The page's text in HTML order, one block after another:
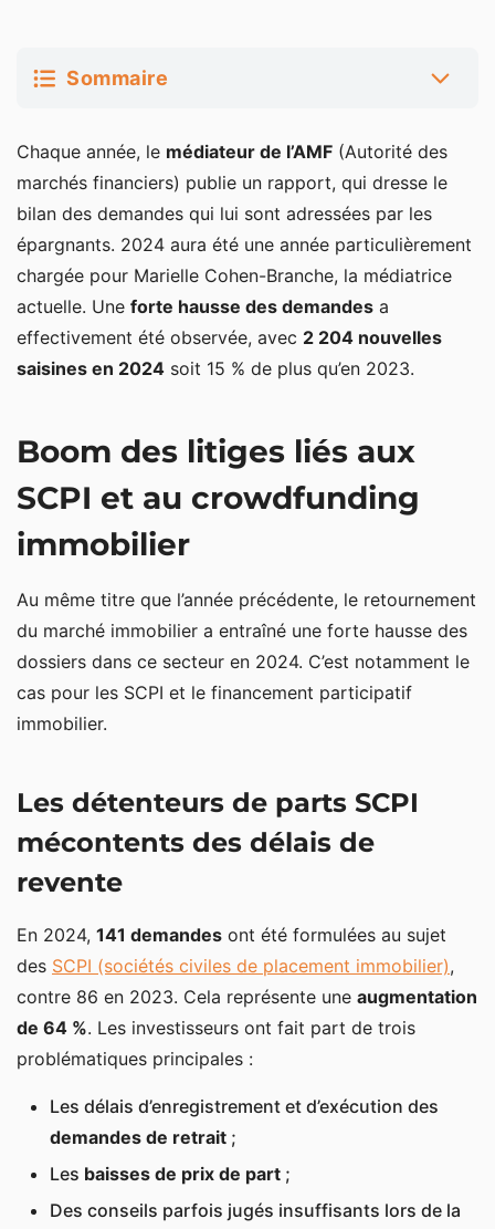
Sommaire
Boom des litiges liés aux SCPI et au crowdfunding
immobilier
Les détenteurs de parts SCPI mécontents des délais
de revente
Insuffisances professionnelles dans le secteur du
crowdfunding immobilier ?
PEA et épargne salariale restent les premiers
d’augmenter
Chaque année, le médiateur de l’AMF (Autorité des
marchés financiers) publie un rapport, qui dresse le
bilan des demandes qui lui sont adressées par les
épargnants. 2024 aura été une année particulièrement
chargée pour Marielle Cohen-Branche, la médiatrice
actuelle. Une forte hausse des demandes a
effectivement été observée, avec 2 204 nouvelles
saisines en 2024 soit 15 % de plus qu’en 2023.
Boom des litiges liés aux
SCPI et au crowdfunding
immobilier
Au même titre que l’année précédente, le retournement
du marché immobilier a entraîné une forte hausse des
dossiers dans ce secteur en 2024. C’est notamment le
cas pour les SCPI et le financement participatif
immobilier.
Les détenteurs de parts SCPI
mécontents des délais de
revente
En 2024, 141 demandes ont été formulées au sujet
des SCPI (sociétés civiles de placement immobilier),
contre 86 en 2023. Cela représente une augmentation
de 64 %. Les investisseurs ont fait part de trois
problématiques principales :
Les délais d’enregistrement et d’exécution des
demandes de retrait ;
Les baisses de prix de part ;
Des conseils parfois jugés insuffisants lors de la